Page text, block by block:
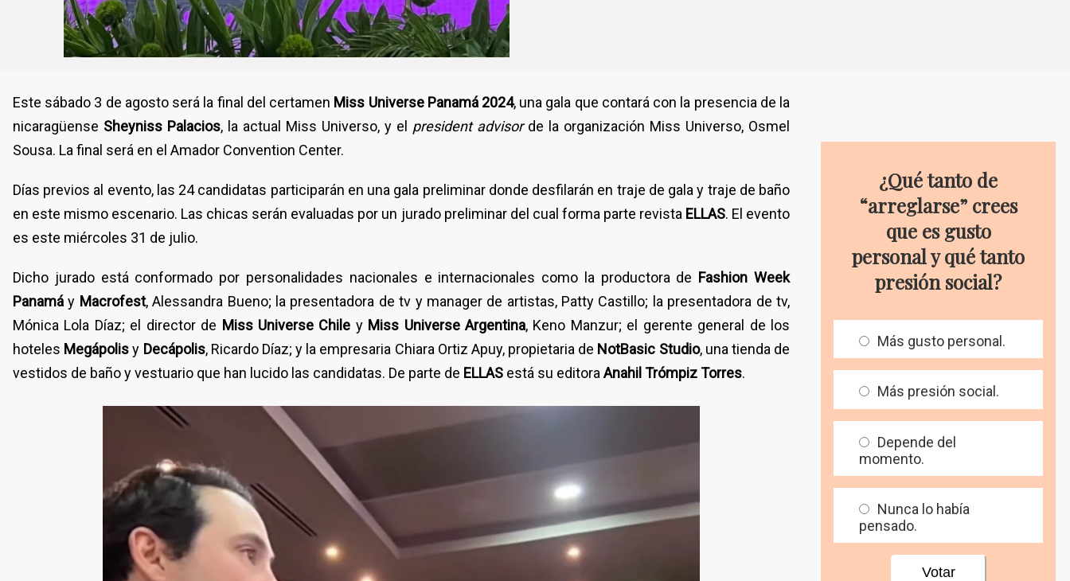
Este sábado 3 de agosto será la final del certamen Miss Universe Panamá 2024, una gala que contará con la presencia de la
nicaragüense Sheyniss Palacios, la actual Miss Universo, y el president advisorde la organización Miss Universo, Osmel
Sousa. La final será en el Amador Convention Center.
Días previos al evento, las 24 candidatas participarán en una gala preliminar donde desfilarán en traje de gala y traje de baño
en este mismo escenario. Las chicas serán evaluadas por un jurado preliminar del cual forma parte revista ELLAS. El evento
es este miércoles 31 de julio.
Dicho jurado está conformado por personalidades nacionales e internacionales como la productora de Fashion Week
Panamá y Macrofest, Alessandra Bueno; la presentadora de tv y manager de artistas, Patty Castillo; la presentadora de tv,
Mónica Lola Díaz; el director de Miss Universe Chile y Miss Universe Argentina, Keno Manzur; el gerente general de los
hoteles Megápolisy Decápolis, Ricardo Díaz; y la empresaria Chiara Ortiz Apuy, propietaria de NotBasic Studio, una tienda de
vestidos de baño y vestuario que han lucido las candidatas. De parte de ELLAS está su editoraAnahil Trómpiz Torres.
¿Qué tanto de
“arreglarse” crees
que es gusto
personal y qué tanto
presión social?
Más gusto personal.
Más presión social.
Depende del
momento.
Nunca lo había
pensado.